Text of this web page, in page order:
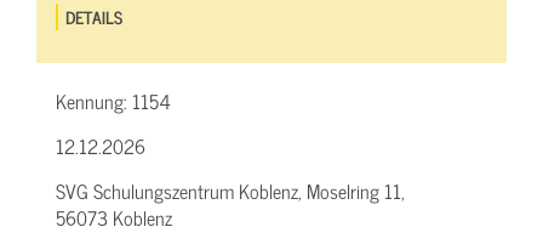
DETAILS
Kennung: 1154
12.12.2026
SVG Schulungszentrum Koblenz, Moselring 11,
56073 Koblenz